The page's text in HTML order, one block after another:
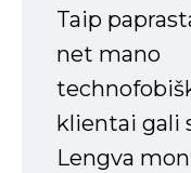
Taip
net mano
klientai gali
Lengva